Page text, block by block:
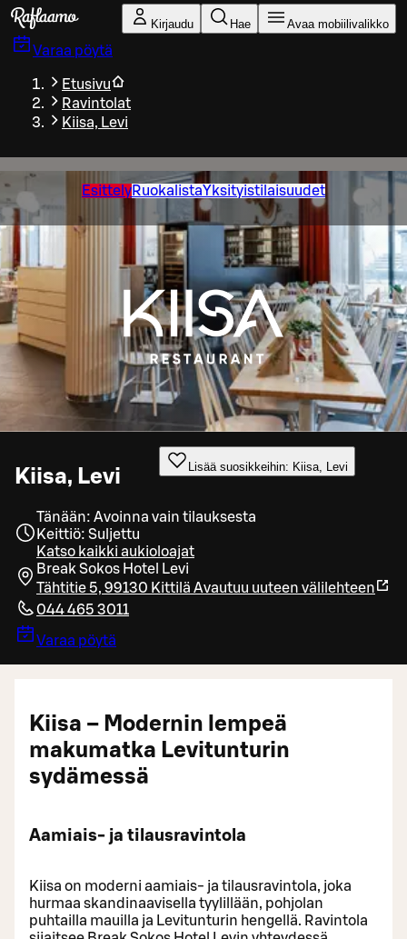
Siirry pääsisältöön
Kirjaudu Hae Avaa mobiilivalikko
Varaa pöytä
Etusivu
Ravintolat
Kiisa, Levi
EsittelyRuokalistaYksityistilaisuudet
Kiisa, Levi Lisää suosikkeihin: Kiisa, Levi
Tänään: Avoinna vain tilauksesta
Keittiö: Suljettu
Katso kaikki aukioloajat
Break Sokos Hotel Levi
Tähtitie 5, 99130 Kittilä Avautuu uuteen välilehteen
044 465 3011
Varaa pöytä
Kiisa – Modernin lempeä
makumatka Levitunturin
sydämessä
Aamiais- ja tilausravintola
Kiisa on moderni aamiais- ja tilausravintola, joka
hurmaa skandinaavisella tyylillään, pohjolan
puhtailla mauilla ja Levitunturin hengellä. Ravintola